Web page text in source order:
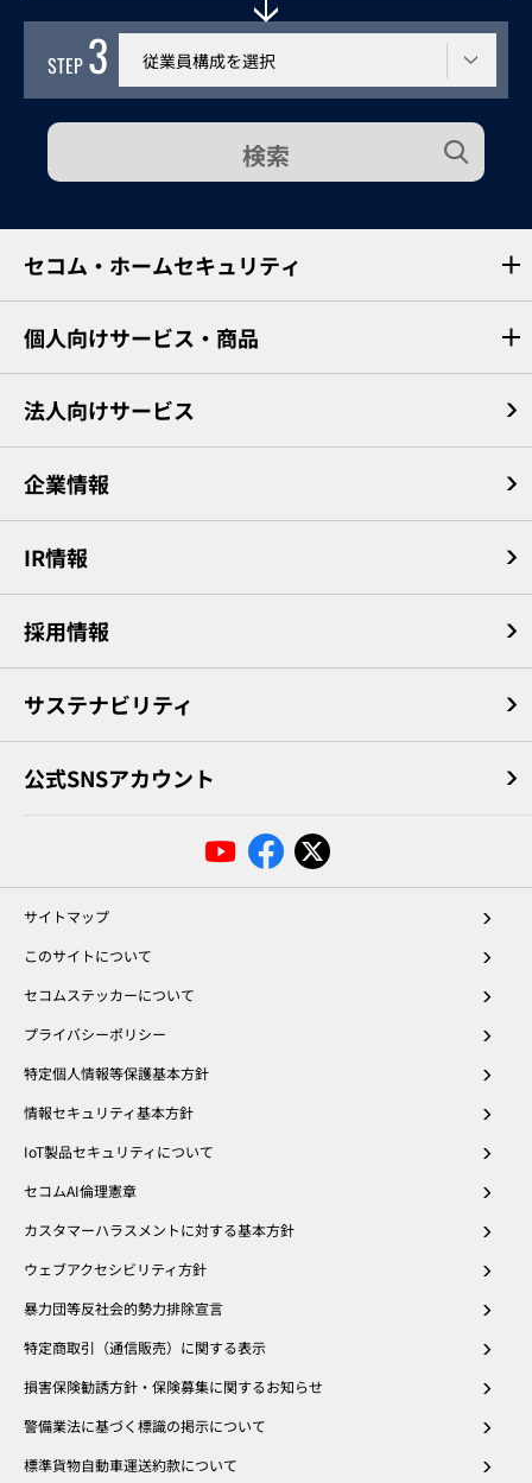
STEP 3 従業員構成
検索
セコム・ホームセキュリティ
個人向けサービス・商品
法人向けサービス
企業情報
IR情報
採用情報
サステナビリティ
公式SNSアカウント
サイトマップ
このサイトについて
セコムステッカーについて
プライバシーポリシー
特定個人情報等保護基本方針
情報セキュリティ基本方針
IoT製品セキュリティについて
セコムAI倫理憲章
カスタマーハラスメントに対する基本方針
ウェブアクセシビリティ方針
暴力団等反社会的勢力排除宣言
特定商取引（通信販売）に関する表示
損害保険勧誘方針・保険募集に関するお知らせ
警備業法に基づく標識の掲示について
標準貨物自動車運送約款について